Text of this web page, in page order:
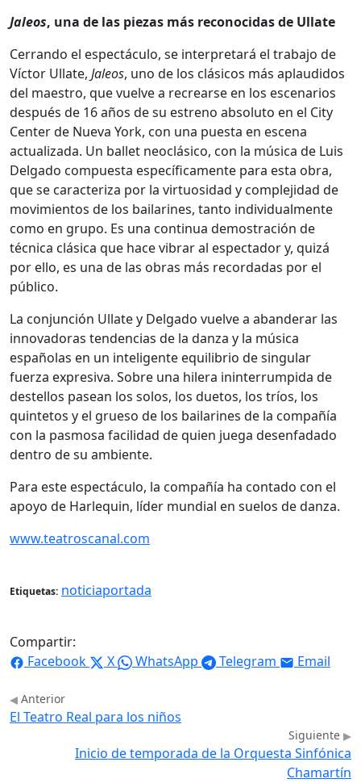
Jaleos, una de las piezas más reconocidas de Ullate
Cerrando el espectáculo, se interpretará el trabajo de
Víctor Ullate, Jaleos, uno de los clásicos más aplaudidos
del maestro, que vuelve a recrearse en los escenarios
después de 16 años de su estreno absoluto en el City
Center de Nueva York, con una puesta en escena
actualizada. Un ballet neoclásico, con la música de Luis
Delgado compuesta específicamente para esta obra,
que se caracteriza por la virtuosidad y complejidad de
movimientos de los bailarines, tanto individualmente
como en grupo. Es una continua demostración de
técnica clásica que hace vibrar al espectador y, quizá
por ello, es una de las obras más recordadas por el
público.
La conjunción Ullate y Delgado vuelve a abanderar las
innovadoras tendencias de la danza y la música
españolas en un inteligente equilibrio de singular
fuerza expresiva. Sobre una hilera ininterrumpida de
destellos pasean los solos, los duetos, los tríos, los
quintetos y el grueso de los bailarines de la compañía
con la pasmosa facilidad de quien juega desenfadado
dentro de su ambiente.
Para este espectáculo, la compañía ha contado con el
apoyo de Harlequin, líder mundial en suelos de danza.
www.teatroscanal.com
Etiquetas: noticiaportada
Compartir:
Facebook
X WhatsApp Telegram Email
Anterior
El Teatro Real para los niños
Siguiente
Inicio de temporada de la Orquesta Sinfónica
Chamartín